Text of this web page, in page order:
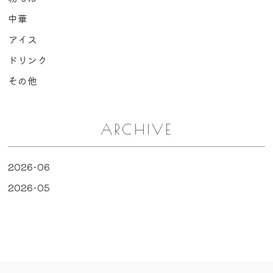
中華
アイス
ドリンク
その他
ARCHIVE
2026-06
2026-05